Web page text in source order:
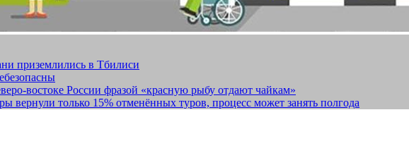
приземлились в Тбилиси
востоке России фразой «красную рыбу отдают чайкам»
вернули только 15% отменённых туров, процесс может занять полгода